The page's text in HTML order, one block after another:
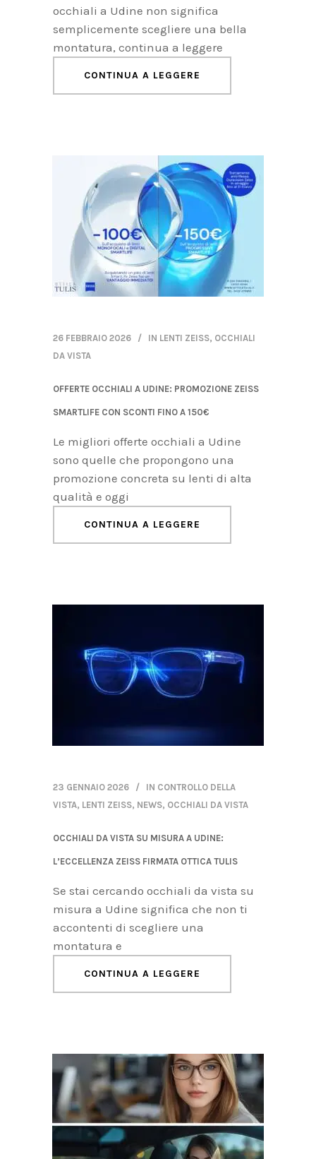
occhiali a Udine non significa
semplicemente scegliere una bella
montatura, continua a leggere
CONTINUA A LEGGERE
26 FEBBRAIO 2026 IN LENTI ZEISS, OCCHIALI
DA VISTA
OFFERTE OCCHIALI A UDINE: PROMOZIONE ZEISS
SMARTLIFE CON SCONTI FINO A 150€
Le migliori offerte occhiali a Udine
sono quelle che propongono una
promozione concreta su lenti di alta
qualità e oggi
CONTINUA A LEGGERE
23 GENNAIO 2026 IN CONTROLLO DELLA
VISTA, LENTI ZEISS, NEWS, OCCHIALI DA VISTA
OCCHIALI DA VISTA SU MISURA A UDINE:
L’ECCELLENZA ZEISS FIRMATA OTTICA TULIS
Se stai cercando occhiali da vista su
misura a Udine significa che non ti
accontenti di scegliere una
montatura e
CONTINUA A LEGGERE